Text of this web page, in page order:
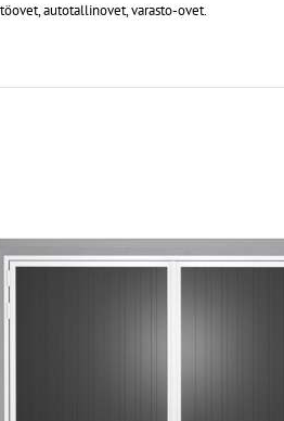
autotallinovet, varasto-ovet.